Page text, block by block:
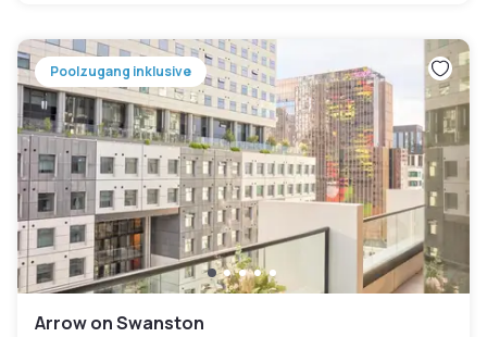
Poolzugang inklusive
Arrow on Swanston